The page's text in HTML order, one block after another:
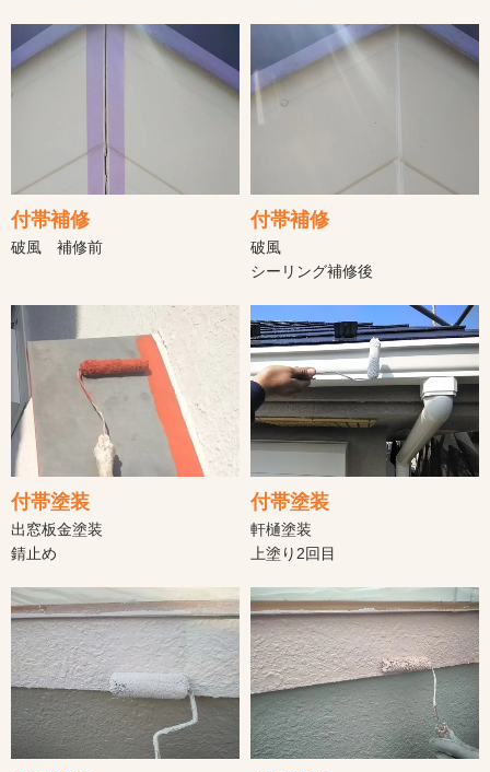
付帯補修
破風 補修前
付帯補修
破風
シーリング補修後
付帯塗装
出窓板金塗装
錆止め
付帯塗装
軒樋塗装
上塗り2回目